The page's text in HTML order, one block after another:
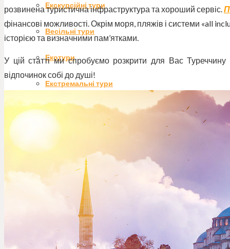
Екскурсійні тури
Весільні тури
Екотури
Екстремальні тури
Гастро-тури
Індивідуальні тури
Круїзи
Гірськолижні тури
розвинена туристична інфраструктура та хороший сервіс.
фінансові можливості. Окрім моря, пляжів і системи «all
історією та визначними пам’ятками.
У цій статті ми спробуємо розкрити для Вас
відпочинок собі до душі!